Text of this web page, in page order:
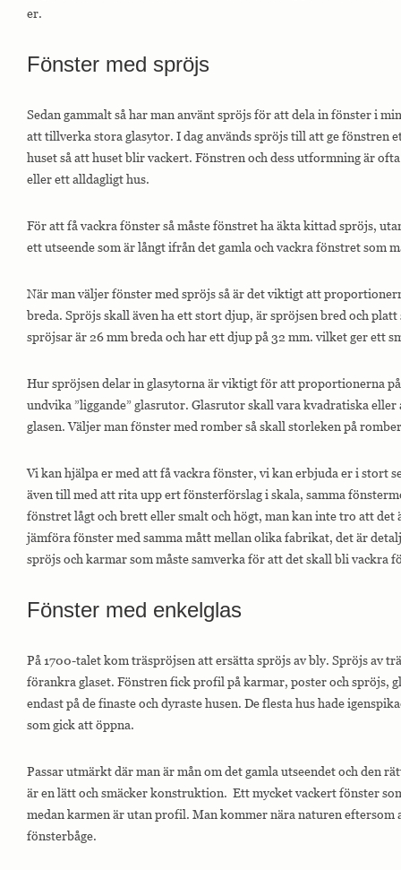
er.
Fönster med spröjs
Sedan gammalt så har man använt spröjs för att dela in fönster i
att tillverka stora glasytor. I dag används spröjs till att ge fönstren
huset så att huset blir vackert. Fönstren och dess utformning är
eller ett alldagligt hus.
För att få vackra fönster så måste fönstret ha äkta kittad spröjs,
ett utseende som är långt ifrån det gamla och vackra fönstret som
När man väljer fönster med spröjs så är det viktigt att
breda. Spröjs skall även ha ett stort djup, är spröjsen bred och
spröjsar är 26 mm breda och har ett djup på 32 mm. vilket ger ett
Hur spröjsen delar in glasytorna är viktigt för att proportionerna
undvika ”liggande” glasrutor. Glasrutor skall vara kvadratiska
glasen. Väljer man fönster med romber så skall storleken på
Vi kan hjälpa er med att få vackra fönster, vi kan erbjuda er i stort
även till med att rita upp ert fönsterförslag i skala, samma
fönstret lågt och brett eller smalt och högt, man kan inte tro att det
jämföra fönster med samma mått mellan olika fabrikat, det är
spröjs och karmar som måste samverka för att det skall bli vackra
Fönster med enkelglas
På 1700-talet kom träspröjsen att ersätta spröjs av bly. Spröjs av
förankra glaset. Fönstren fick profil på karmar, poster och spröjs,
endast på de finaste och dyraste husen. De flesta hus hade
som gick att öppna.
Passar utmärkt där man är mån om det gamla utseendet och den
är en lätt och smäcker konstruktion. Ett mycket vackert fönster
medan karmen är utan profil. Man kommer nära naturen eftersom
fönsterbåge.
Nödvändiga
Nödvändiga
cookies är
avgörande för
webbplatsens
funktioner och
webbplatsen
fungerar inte
dem. Dessa
cookies lagrar
inga personligt
identifierbara
Statistik
Statistik-cookies
interagerar med
webbplatsen. Dessa
att ge information
om mätvärden,
antal besökare,
avvisningsfrekvens,
Upplevelse-cookies
används för att
förstå och
analysera de
viktigaste
prestandaindexen
leverera en bättre
användarupplevelse
för besökarna. Om
du nekar dessa
cookies kommer